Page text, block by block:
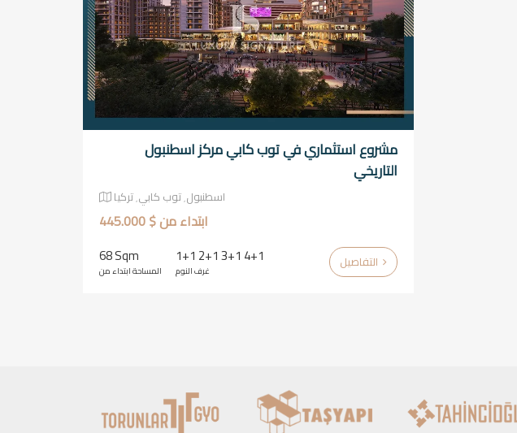
مشروع استثماري في توب كابي مركز اسطنبول
التاريخي
اسطنبول٬ توب كابي٬ تركيا
ابتداء من $ 445.000
68 Sqm
المساحة ابتداء من
1+1 2+1 3+1 4+1
غرف النوم